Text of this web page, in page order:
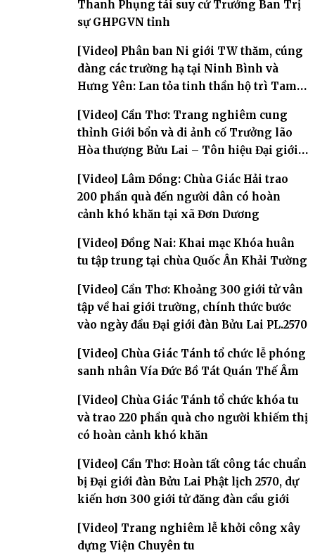
Thanh Phụng tái suy cử Trưởng Ban Trị
sự GHPGVN tỉnh
[Video] Phân ban Ni giới TW thăm, cúng
dàng các trường hạ tại Ninh Bình và
Hưng Yên: Lan tỏa tinh thần hộ trì Tam
[Video] Cần Thơ: Trang nghiêm cung
thỉnh Giới bổn và di ảnh cố Trưởng lão
Hòa thượng Bửu Lai – Tôn hiệu Đại giới
[Video] Lâm Đồng: Chùa Giác Hải trao
200 phần quà đến người dân có hoàn
cảnh khó khăn tại xã Đơn Dương
[Video] Đồng Nai: Khai mạc Khóa huân
tu tập trung tại chùa Quốc Ân Khải Tường
[Video] Cần Thơ: Khoảng 300 giới tử vân
tập về hai giới trường, chính thức bước
vào ngày đầu Đại giới đàn Bửu Lai PL.2570
[Video] Chùa Giác Tánh tổ chức lễ phóng
sanh nhân Vía Đức Bồ Tát Quán Thế Âm
[Video] Chùa Giác Tánh tổ chức khóa tu
và trao 220 phần quà cho người khiếm thị
có hoàn cảnh khó khăn
[Video] Cần Thơ: Hoàn tất công tác chuẩn
bị Đại giới đàn Bửu Lai Phật lịch 2570, dự
kiến hơn 300 giới tử đăng đàn cầu giới
[Video] Trang nghiêm lễ khởi công xây
dựng Viện Chuyên tu